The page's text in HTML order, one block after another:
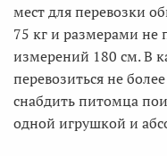
мест для перевозки
75 кг и размерами
измерений 180 см. В
перевозиться не
снабдить питомца
одной игрушкой и